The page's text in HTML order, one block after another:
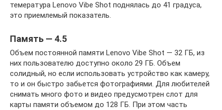
темература Lenovo Vibe Shot поднялась до 41 градуса,
это приемлемый показатель.
Память — 4.5
Объем постоянной памяти Lenovo Vibe Shot — 32 ГБ, из
них пользователю доступно около 29 ГБ. Объем
солидный, но если использовать устройство как камеру,
то и он быстро забьется фотографиями. Для любителей
снимать много фото и видео предусмотрен слот для
карты памяти объемом до 128 ГБ. При этом часть